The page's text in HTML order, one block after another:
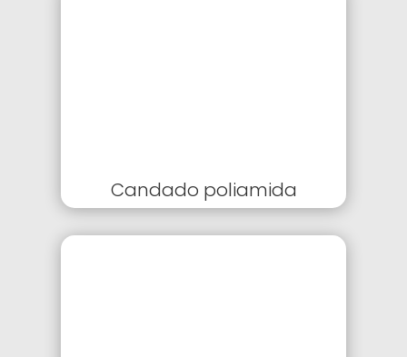
Candado poliamida